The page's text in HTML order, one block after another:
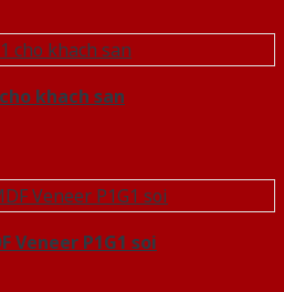
khach san
Veneer P1G1 soi